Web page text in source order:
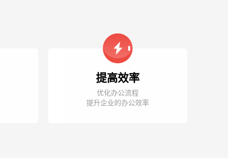
提高效率
优化办公流程
提升企业的办公效率